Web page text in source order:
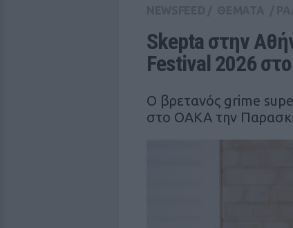
Skepta στην
Festival 2026
Ο βρετανός grime
στο ΟΑΚΑ την